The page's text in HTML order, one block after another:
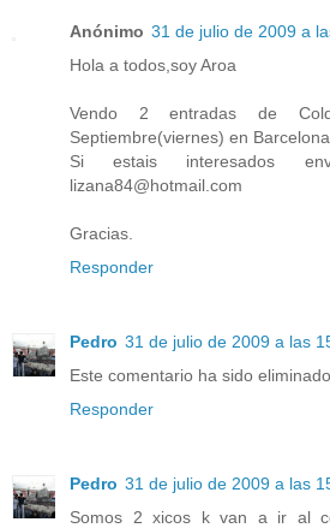
Anónimo 31 de julio de 2009 a
Hola a todos,soy Aroa
Vendo 2 entradas de
Septiembre(viernes) en
Si estais interesados
lizana84@hotmail.com
Gracias.
Responder
Pedro 31 de julio de 2009 a las
Este comentario ha sido
Responder
Pedro 31 de julio de 2009 a las
Somos 2 xicos k van a ir al